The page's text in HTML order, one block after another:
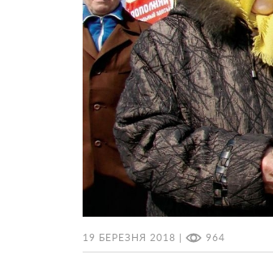
19 БЕРЕЗНЯ 2018 | 964